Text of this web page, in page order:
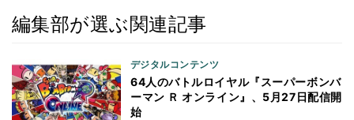
編集部が選ぶ関連記事
デジタルコンテンツ
64人のバトルロイヤル『スーパーボンバ
ーマン Ｒ オンライン』、5月27日配信開
始